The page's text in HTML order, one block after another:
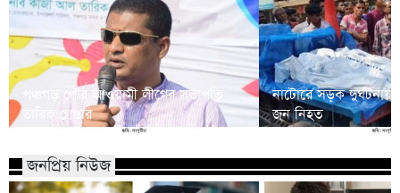
পঞ্চগড় পৌর আওয়ামী লীগের সভাপতি
তারিক গ্রেপ্তার
নাটোরে সড়ক
জন নিহত
জনপ্রিয় নিউজ